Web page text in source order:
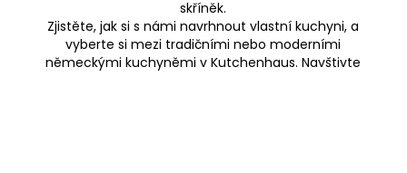
skříněk.
Zjistěte, jak si s námi navrhnout vlastní kuchyni, a
vyberte si mezi tradičními nebo moderními
německými kuchyněmi v Kutchenhaus. Navštivte